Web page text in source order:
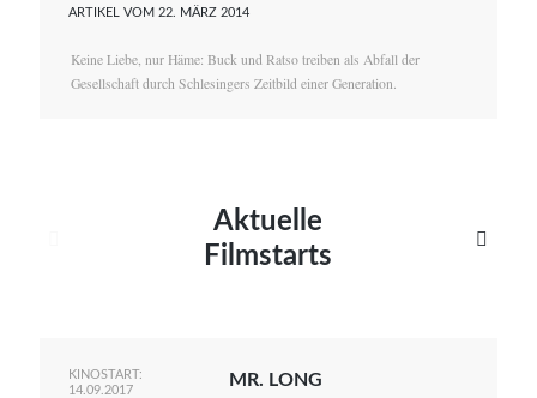
ARTIKEL VOM 22. MÄRZ 2014
Keine Liebe, nur Häme: Buck und Ratso treiben als Abfall der
Gesellschaft durch Schlesingers Zeitbild einer Generation.
Aktuelle
Filmstarts

KINOSTART:
14.09.2017
MR. LONG